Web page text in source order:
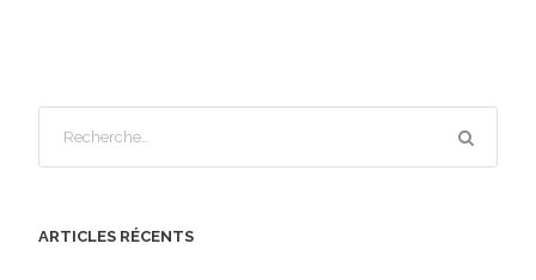
ARTICLES RÉCENTS